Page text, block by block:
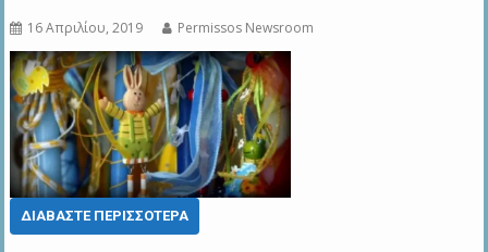
16 Απριλίου, 2019 Permissos Newsroom
ΔΙΑΒΆΣΤΕ ΠΕΡΙΣΣΌΤΕΡΑ